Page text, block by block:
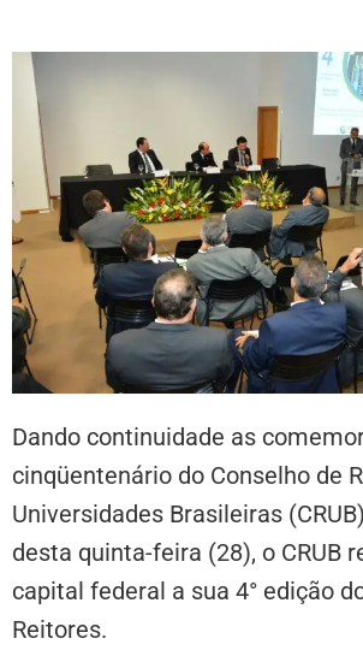
Dando continuidade as
cinqüentenário do Conselho de
Universidades Brasileiras
desta quinta-feira (28), o CRUB
capital federal a sua 4° edição
Reitores.